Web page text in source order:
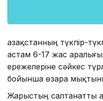
Қазақстанның түкпір-
астам 6-17 жас
ережелеріне сәйкес
бойынша өзара
Жарыстың салтанатты